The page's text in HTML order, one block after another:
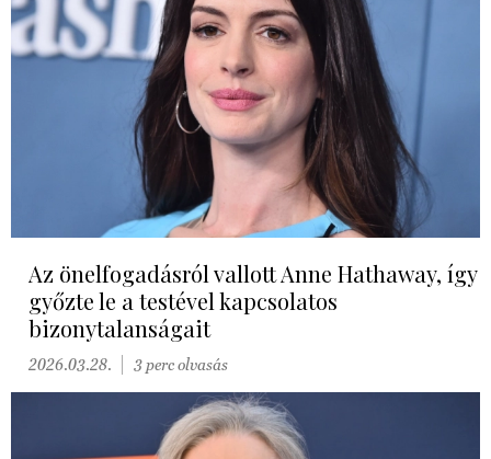
Az önelfogadásról vallott Anne Hathaway, így
győzte le a testével kapcsolatos
bizonytalanságait
2026.03.28. 3 perc olvasás